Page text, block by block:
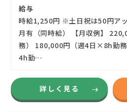
給与
時給1,250円 ※土日祝は50円ア
月有（同時給） 【月収例】
務） 180,000円（週4日×8h勤
4h勤…
詳しく見る